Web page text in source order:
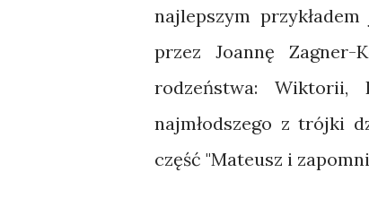
najlepszym
przez Joannę
rodzeństwa:
najmłodszego z trójki
część "Mateusz i